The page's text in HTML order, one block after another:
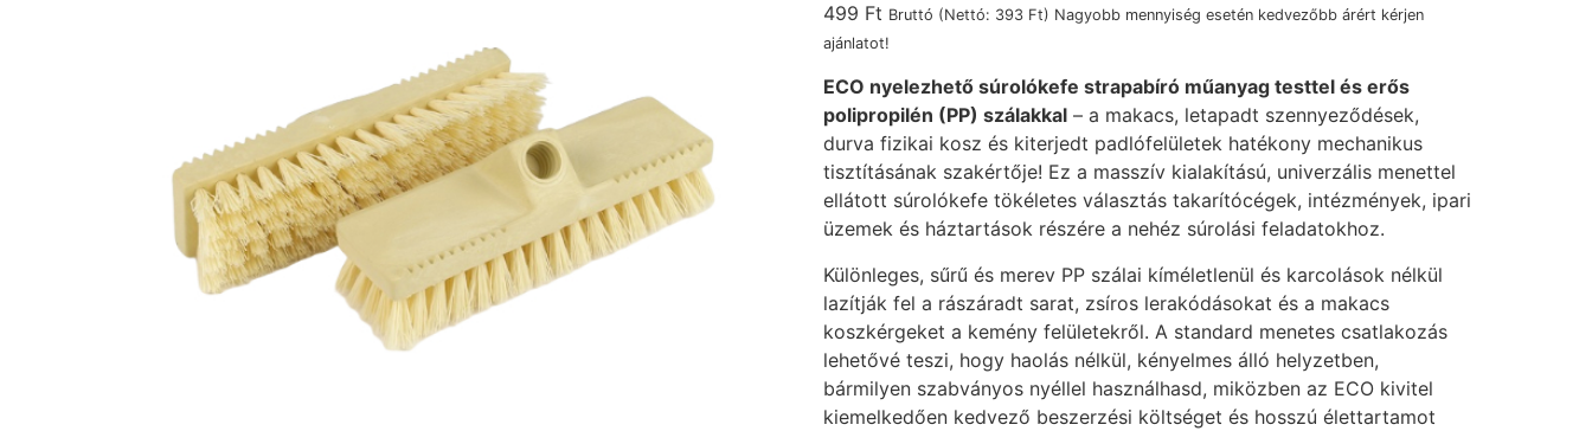
499 Ft Bruttó (Nettó: 393 Ft) Nagyobb mennyiség esetén kedvezőbb árért kérjen
ajánlatot!
ECO nyelezhető súrolókefe strapabíró műanyag testtel és erős
polipropilén (PP) szálakkal– a makacs, letapadt szennyeződések,
durva fizikai kosz és kiterjedt padlófelületek hatékony mechanikus
tisztításának szakértője! Ez a masszív kialakítású, univerzális menettel
ellátott súrolókefe tökéletes választás takarítócégek, intézmények, ipari
üzemek és háztartások részére a nehéz súrolási feladatokhoz.
Különleges, sűrű és merev PP szálai kíméletlenül és karcolások nélkül
lazítják fel a rászáradt sarat, zsíros lerakódásokat és a makacs
koszkérgeket a kemény felületekről. A standard menetes csatlakozás
lehetővé teszi, hogy haolás nélkül, kényelmes álló helyzetben,
bármilyen szabványos nyéllel használhasd, miközben az ECO kivitel
kiemelkedően kedvező beszerzési költséget és hosszú élettartamot